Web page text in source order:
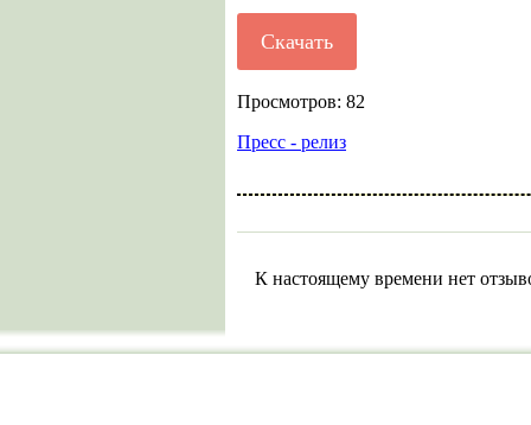
Скачать
Просмотров: 82
Пресс - релиз
К настоящему времени нет